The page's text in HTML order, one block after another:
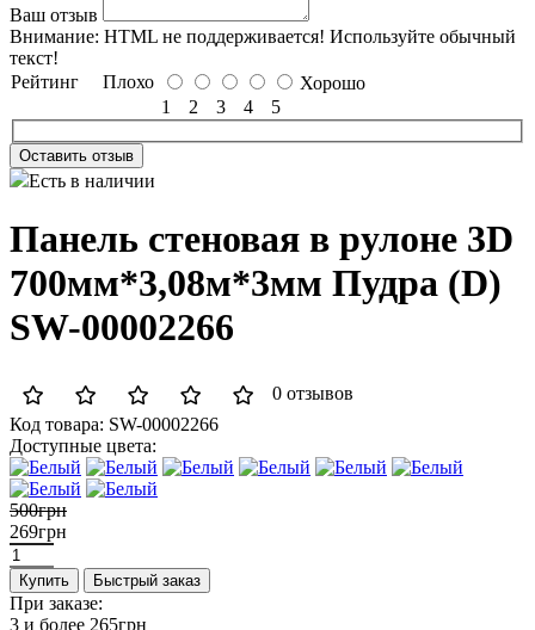
Ваш отзыв
Внимание: HTML не поддерживается! Используйте обычный
текст!
Рейтинг Плохо
Хорошо
1
2 3 4 5
Оставить отзыв
Есть в наличии
Панель стеновая в рулоне 3D
700мм*3,08м*3мм Пудра (D)
SW-00002266
0 отзывов
Код товара: SW-00002266
Доступные цвета:
500грн
269грн
Купить Быстрый заказ
При заказе:
3 и более 265грн